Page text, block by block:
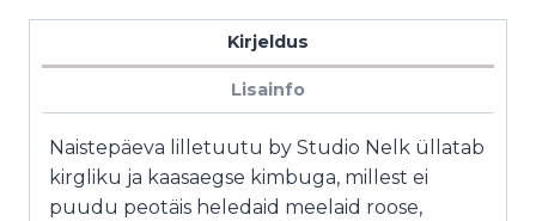
Kirjeldus
Lisainfo
Naistepäeva lilletuutu by Studio Nelk üllatab
kirgliku ja kaasaegse kimbuga, millest ei
puudu peotäis heledaid meelaid roose,